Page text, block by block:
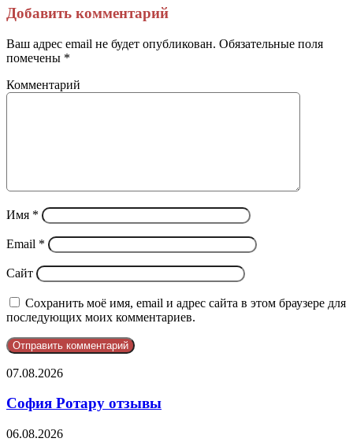
через
электронную
почту
Добавить комментарий
Ваш адрес email не будет опубликован. Обязательные поля
помечены *
Комментарий
Имя *
Email *
Сайт
Сохранить моё имя, email и адрес сайта в этом браузере для
последующих моих комментариев.
София
отзывы
07.08.2026
София Ротару отзывы
ElevateSphere
06.08.2026